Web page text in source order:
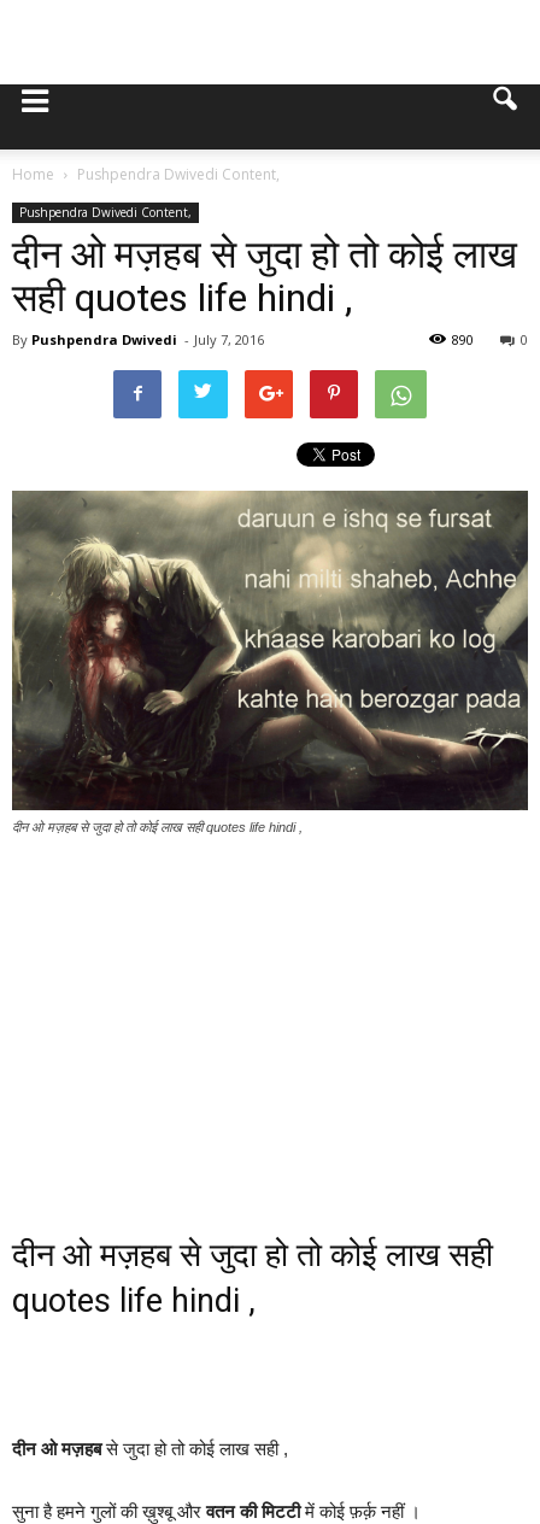
Home Pushpendra Dwivedi Content,
Pushpendra Dwivedi Content,
दीन ओ मज़हब से जुदा हो तो कोई लाख
सही quotes life hindi ,
By Pushpendra Dwivedi - July 7, 2016 0
890
दीन ओ मज़हब से जुदा हो तो कोई लाख सही quotes life hindi ,
दीन ओ मज़हब से जुदा हो तो कोई लाख सही
quotes life hindi ,
दीन ओ मज़हबसे जुदा हो तो कोई लाख सही ,
सुना है हमने गुलों की ख़ुश्बू औरवतन की मिटटीमें कोई फ़र्क़ नहीं ।